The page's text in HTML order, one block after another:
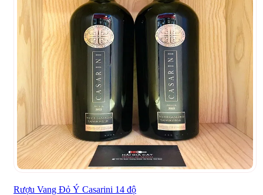
Rượu Vang Đỏ Ý Casarini 14 độ